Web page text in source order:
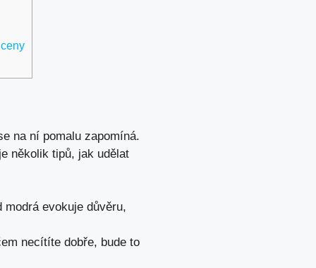
na ní pomalu zapomíná.
několik tipů, jak udělat
evokuje důvěru,
necítíte dobře, bude to